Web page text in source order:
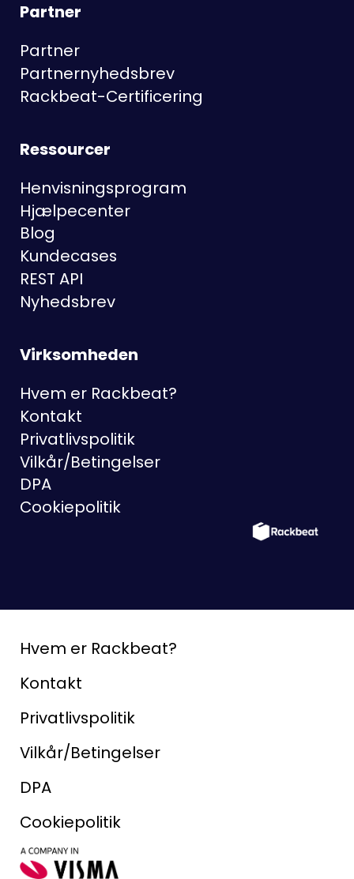
Partner
Partner
Partnernyhedsbrev
Rackbeat-Certificering
Ressourcer
Henvisningsprogram
Hjælpecenter
Blog
Kundecases
REST API
Nyhedsbrev
Virksomheden
Hvem er Rackbeat?
Kontakt
Privatlivspolitik
Vilkår/Betingelser
DPA
Cookiepolitik
Hvem er Rackbeat?
Kontakt
Privatlivspolitik
Vilkår/Betingelser
DPA
Cookiepolitik